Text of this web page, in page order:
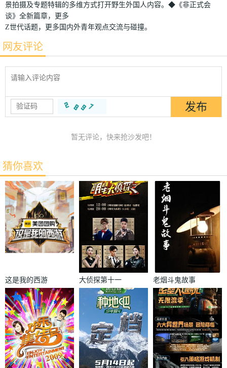
景拍摄及专题特辑的多维方式打开野生外国人内容。◆《非正式会
谈》全新篇章，更多
Z世代话题，更多国内外青年观点交流与碰撞。
网友评论
暂无评论，快来抢沙发吧！
猜你喜欢
这是我的西游
大侦探第十一
老烟斗鬼故事